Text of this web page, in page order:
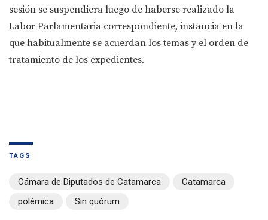
sesión se suspendiera luego de haberse realizado la
Labor Parlamentaria correspondiente, instancia en la
que habitualmente se acuerdan los temas y el orden de
tratamiento de los expedientes.
TAGS
Cámara de Diputados de Catamarca
Catamarca
polémica
Sin quórum